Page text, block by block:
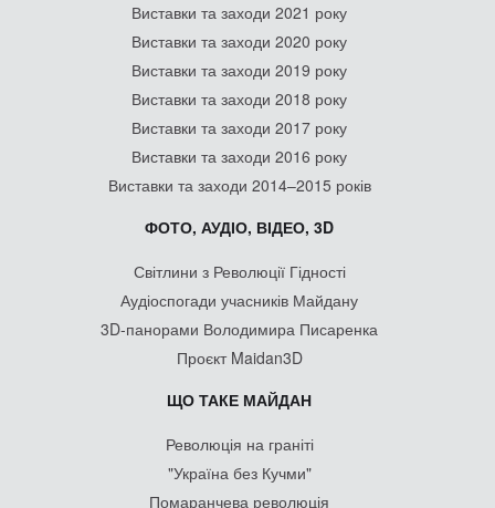
Виставки та заходи 2021 року
Виставки та заходи 2020 року
Виставки та заходи 2019 року
Виставки та заходи 2018 року
Виставки та заходи 2017 року
Виставки та заходи 2016 року
Виставки та заходи 2014–2015 років
ФОТО, АУДІО, ВІДЕО, 3D
Світлини з Революції Гідності
Аудіоспогади учасників Майдану
3D-панорами Володимира Писаренка
Проєкт Maidan3D
ЩО ТАКЕ МАЙДАН
Революція на граніті
"Україна без Кучми"
Помаранчева революція